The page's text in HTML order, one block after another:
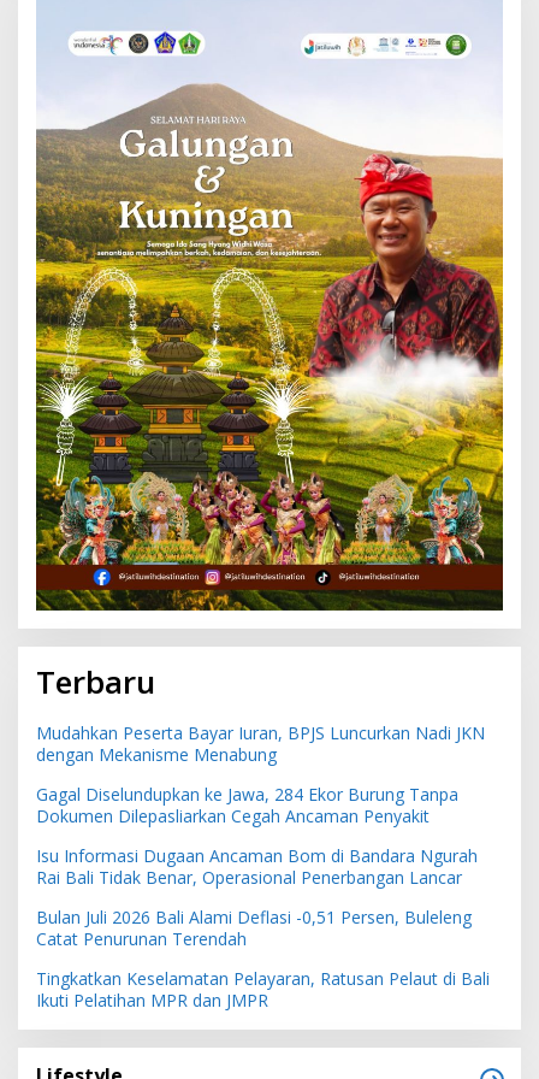
Terbaru
Mudahkan Peserta Bayar Iuran, BPJS Luncurkan Nadi JKN
dengan Mekanisme Menabung
Gagal Diselundupkan ke Jawa, 284 Ekor Burung Tanpa
Dokumen Dilepasliarkan Cegah Ancaman Penyakit
Isu Informasi Dugaan Ancaman Bom di Bandara Ngurah
Rai Bali Tidak Benar, Operasional Penerbangan Lancar
Bulan Juli 2026 Bali Alami Deflasi -0,51 Persen, Buleleng
Catat Penurunan Terendah
Tingkatkan Keselamatan Pelayaran, Ratusan Pelaut di Bali
Ikuti Pelatihan MPR dan JMPR